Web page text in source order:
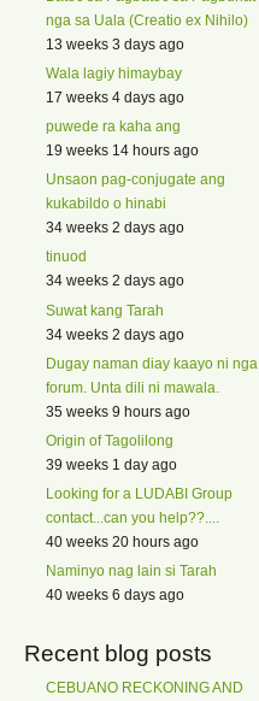
nga sa Uala (Creatio ex Nihilo)
13 weeks 3 days ago
Wala lagiy himaybay
17 weeks 4 days ago
puwede ra kaha ang
19 weeks 14 hours ago
Unsaon pag-conjugate ang
kukabildo o hinabi
34 weeks 2 days ago
tinuod
34 weeks 2 days ago
Suwat kang Tarah
34 weeks 2 days ago
Dugay naman diay kaayo ni nga
forum. Unta dili ni mawala.
35 weeks 9 hours ago
Origin of Tagolilong
39 weeks 1 day ago
Looking for a LUDABI Group
contact...can you help??....
40 weeks 20 hours ago
Naminyo nag lain si Tarah
40 weeks 6 days ago
Recent blog posts
CEBUANO RECKONING AND